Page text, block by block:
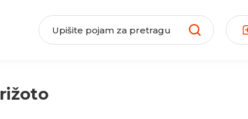
rižoto